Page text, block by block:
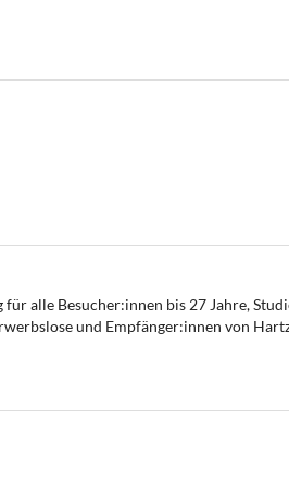
alle Besucher:innen bis 27 Jahre,
und Empfänger:innen von